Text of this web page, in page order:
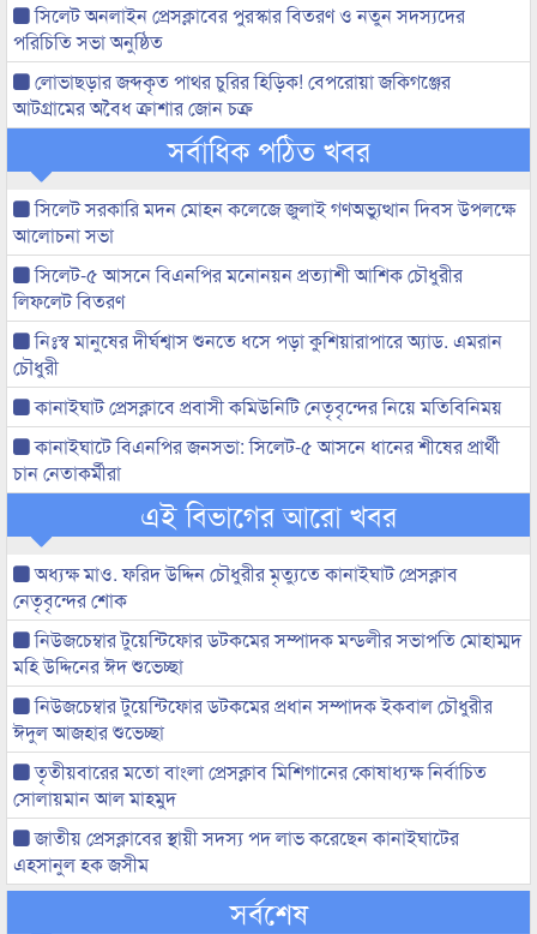
সিলেট অনলাইন প্রেসক্লাবের পুরস্কার বিতরণ ও নতুন সদস্যদের
পরিচিতি সভা অনুষ্ঠিত
লোভাছড়ার জব্দকৃত পাথর চুরির হিড়িক! বেপরোয়া জকিগঞ্জের
আটগ্রামের অবৈধ ক্রাশার জোন চক্র
সর্বাধিক পঠিত খবর
সিলেট সরকারি মদন মোহন কলেজে জুলাই গণঅভ্যুত্থান দিবস উপলক্ষে
আলোচনা সভা
সিলেট-৫ আসনে বিএনপির মনোনয়ন প্রত্যাশী আশিক চৌধুরীর
লিফলেট বিতরণ
নিঃস্ব মানুষের দীর্ঘশ্বাস শুনতে ধসে পড়া কুশিয়ারাপারে অ্যাড. এমরান
চৌধুরী
কানাইঘাট প্রেসক্লাবে প্রবাসী কমিউনিটি নেতৃবৃন্দের নিয়ে মতিবিনিময়
কানাইঘাটে বিএনপির জনসভা: সিলেট-৫ আসনে ধানের শীষের প্রার্থী
চান নেতাকর্মীরা
এই বিভাগের আরো খবর
অধ্যক্ষ মাও. ফরিদ উদ্দিন চৌধুরীর মৃত্যুতে কানাইঘাট প্রেসক্লাব
নেতৃবৃন্দের শোক
নিউজচেম্বার টুয়েন্টিফোর ডটকমের সম্পাদক মন্ডলীর সভাপতি মোহাম্মদ
মহি উদ্দিনের ঈদ শুভেচ্ছা
নিউজচেম্বার টুয়েন্টিফোর ডটকমের প্রধান সম্পাদক ইকবাল চৌধুরীর
ঈদুল আজহার শুভেচ্ছা
তৃতীয়বারের মতো বাংলা প্রেসক্লাব মিশিগানের কোষাধ্যক্ষ নির্বাচিত
সোলায়মান আল মাহমুদ
জাতীয় প্রেসক্লাবের স্থায়ী সদস্য পদ লাভ করেছেন কানাইঘাটের
এহসানুল হক জসীম
সর্বশেষ